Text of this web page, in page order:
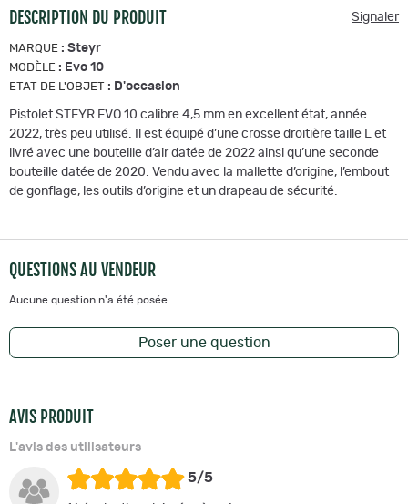
DESCRIPTION DU PRODUIT Signaler
MARQUE : Steyr
MODÈLE : Evo 10
ETAT DE L'OBJET : D'occasion
Pistolet STEYR EVO 10 calibre 4,5 mm en excellent état, année
2022, très peu utilisé. Il est équipé d’une crosse droitière taille L et
livré avec une bouteille d’air datée de 2022 ainsi qu’une seconde
bouteille datée de 2020. Vendu avec la mallette d’origine, l’embout
de gonflage, les outils d’origine et un drapeau de sécurité.
QUESTIONS AU VENDEUR
Aucune question n'a été posée
Poser une question
AVIS PRODUIT
L'avis des utilisateurs
5/5